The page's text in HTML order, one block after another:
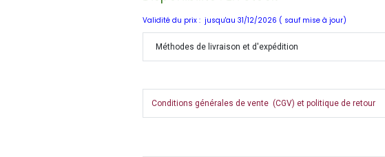
Validité du prix : jusqu'au 31/12/2026 ( sauf mise à jour)
Méthodes de livraison et d'expédition
Conditions générales de vente (CGV) et politique de retour